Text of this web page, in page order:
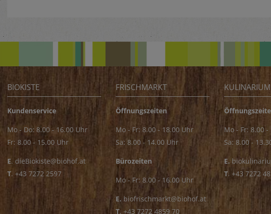
BIOKISTE
Kundenservice
Mo - Do: 8.00 - 16.00 Uhr
Fr: 8.00 - 15.00 Uhr
E. dieBiokiste@biohof.at
T. +43 7272 2597
FRISCHMARKT
Öffnungszeiten
Mo - Fr: 8.00 - 18.00 Uhr
Sa: 8.00 - 14.00 Uhr
Bürozeiten
Mo - Fr: 8.00 - 16.00 Uhr
E. biofrischmarkt@biohof.at
T. +43 7272 4859 70
KULINARIUM
Mo - Fr: 8.00
Sa: 8.00 -
E.
T. +43 7272